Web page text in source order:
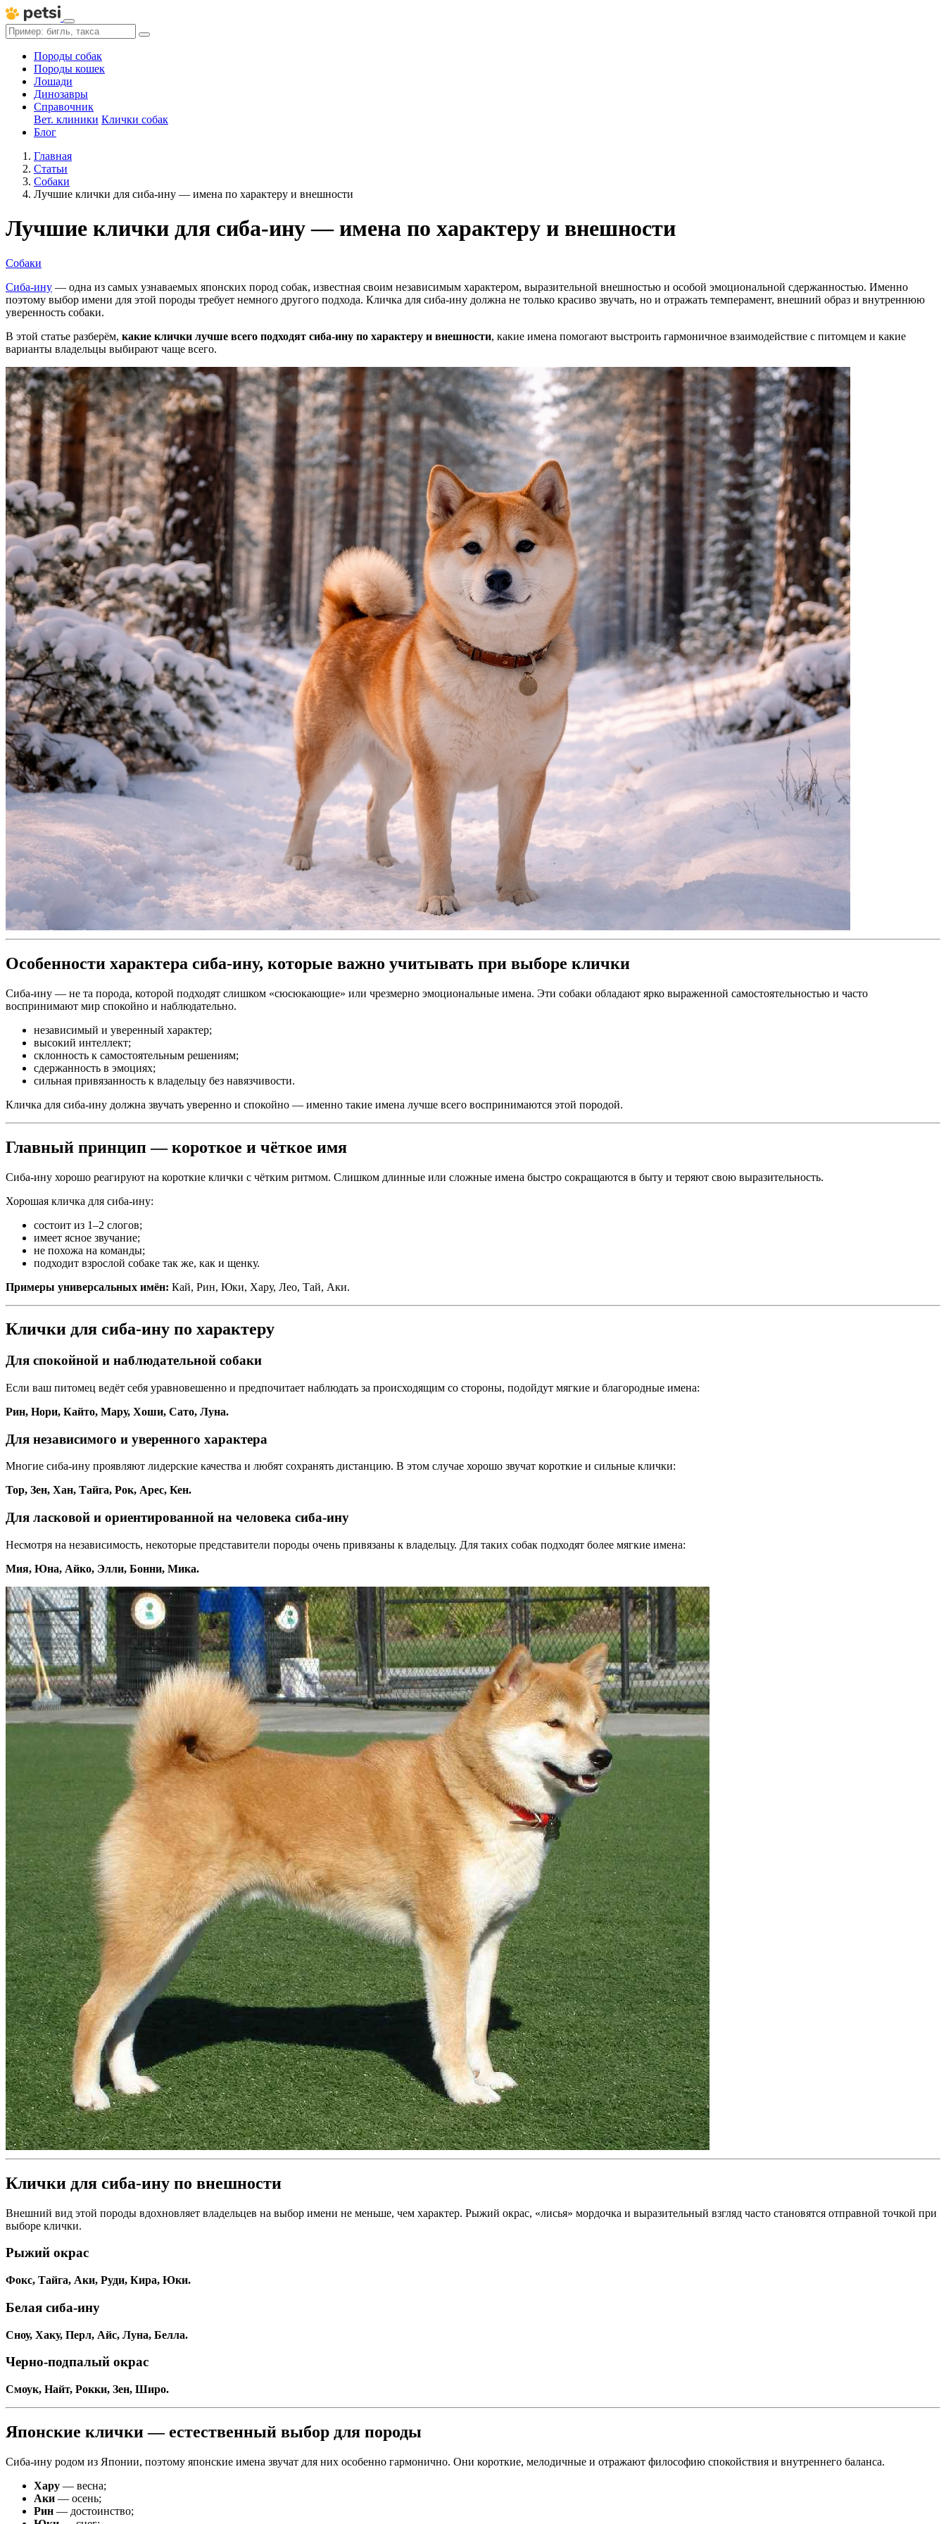
Породы собак
Породы кошек
Лошади
Динозавры
Справочник
Вет. клиники Клички собак
Блог
Главная
Статьи
Собаки
Лучшие клички для сиба-ину — имена по характеру и внешности
Лучшие клички для сиба-ину — имена по характеру и внешности
Собаки
Сиба-ину — одна из самых узнаваемых японских пород собак, известная своим независимым характером, выразительной внешностью и особой эмоциональной сдержанностью. Именно
поэтому выбор имени для этой породы требует немного другого подхода. Кличка для сиба-ину должна не только красиво звучать, но и отражать темперамент, внешний образ и внутреннюю
уверенность собаки.
В этой статье разберём, какие клички лучше всего подходят сиба-ину по характеру и внешности, какие имена помогают выстроить гармоничное взаимодействие с питомцем и какие
варианты владельцы выбирают чаще всего.
Особенности характера сиба-ину, которые важно учитывать при выборе клички
Сиба-ину — не та порода, которой подходят слишком «сюсюкающие» или чрезмерно эмоциональные имена. Эти собаки обладают ярко выраженной самостоятельностью и часто
воспринимают мир спокойно и наблюдательно.
независимый и уверенный характер;
высокий интеллект;
склонность к самостоятельным решениям;
сдержанность в эмоциях;
сильная привязанность к владельцу без навязчивости.
Кличка для сиба-ину должна звучать уверенно и спокойно — именно такие имена лучше всего воспринимаются этой породой.
Главный принцип — короткое и чёткое имя
Сиба-ину хорошо реагируют на короткие клички с чётким ритмом. Слишком длинные или сложные имена быстро сокращаются в быту и теряют свою выразительность.
Хорошая кличка для сиба-ину:
состоит из 1–2 слогов;
имеет ясное звучание;
не похожа на команды;
подходит взрослой собаке так же, как и щенку.
Примеры универсальных имён: Кай, Рин, Юки, Хару, Лео, Тай, Аки.
Клички для сиба-ину по характеру
Для спокойной и наблюдательной собаки
Если ваш питомец ведёт себя уравновешенно и предпочитает наблюдать за происходящим со стороны, подойдут мягкие и благородные имена:
Рин, Нори, Кайто, Мару, Хоши, Сато, Луна.
Для независимого и уверенного характера
Многие сиба-ину проявляют лидерские качества и любят сохранять дистанцию. В этом случае хорошо звучат короткие и сильные клички:
Тор, Зен, Хан, Тайга, Рок, Арес, Кен.
Для ласковой и ориентированной на человека сиба-ину
Несмотря на независимость, некоторые представители породы очень привязаны к владельцу. Для таких собак подходят более мягкие имена:
Мия, Юна, Айко, Элли, Бонни, Мика.
Клички для сиба-ину по внешности
Внешний вид этой породы вдохновляет владельцев на выбор имени не меньше, чем характер. Рыжий окрас, «лисья» мордочка и выразительный взгляд часто становятся отправной точкой при
выборе клички.
Рыжий окрас
Фокс, Тайга, Аки, Руди, Кира, Юки.
Белая сиба-ину
Сноу, Хаку, Перл, Айс, Луна, Белла.
Черно-подпалый окрас
Смоук, Найт, Рокки, Зен, Широ.
Японские клички — естественный выбор для породы
Сиба-ину родом из Японии, поэтому японские имена звучат для них особенно гармонично. Они короткие, мелодичные и отражают философию спокойствия и внутреннего баланса.
Хару — весна;
Аки — осень;
Рин — достоинство;